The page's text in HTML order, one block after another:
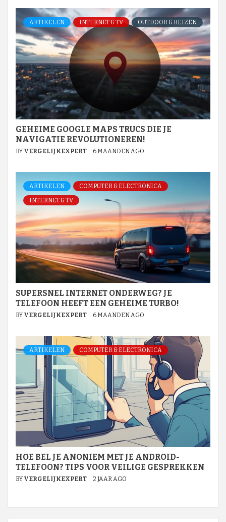
ARTIKELEN INTERNET & TV OUTDOOR & REIZEN
GEHEIME GOOGLE MAPS TRUCS DIE JE
NAVIGATIE REVOLUTIONEREN!
BY VERGELIJKEXPERT 6 MAANDEN AGO
ARTIKELEN
COMPUTER & ELECTRONICA
INTERNET & TV
SUPERSNEL INTERNET ONDERWEG? JE
TELEFOON HEEFT EEN GEHEIME TURBO!
BY VERGELIJKEXPERT 6 MAANDEN AGO
ARTIKELEN COMPUTER & ELECTRONICA
HOE BEL JE ANONIEM MET JE ANDROID-
TELEFOON? TIPS VOOR VEILIGE GESPREKKEN
BY VERGELIJKEXPERT 2 JAAR AGO